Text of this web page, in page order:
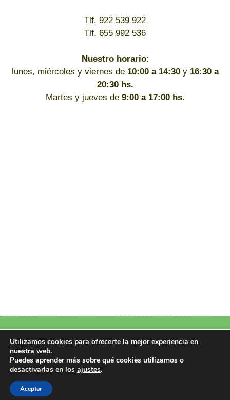
Tlf. 922 539 922
Tlf. 655 992 536
Nuestro horario:
lunes, miércoles y viernes de 10:00 a 14:30y 16:30 a
20:30 hs.
Martes y jueves de 9:00 a 17:00 hs.
Política de Privacidad |Política de Cookies |Aviso Legal|Más información
Copyright 2026 © Design by Perfectoweb.Net
Utilizamos cookies para ofrecerte la mejor experiencia en
nuestra web.
Puedes aprender más sobre qué cookies utilizamos o
desactivarlas en los ajustes.
Aceptar